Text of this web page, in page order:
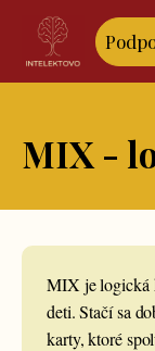
MIX -
MIX je logická
deti. Stačí sa
karty, ktoré